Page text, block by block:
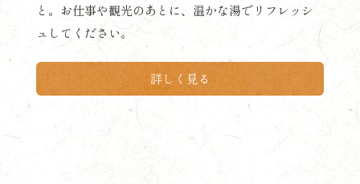
と。お仕事や観光のあとに、温かな湯でリフレッシ
ュしてください。
詳しく見る